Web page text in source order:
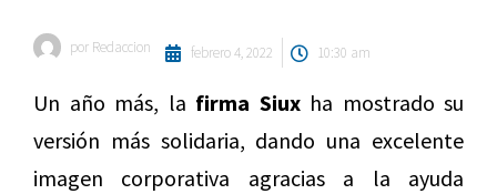
por Redaccion febrero 4, 2022 10:30 am
Un año más, la firma Siuxha mostrado su
versión más solidaria, dando una excelente
imagen corporativa agracias a la ayuda